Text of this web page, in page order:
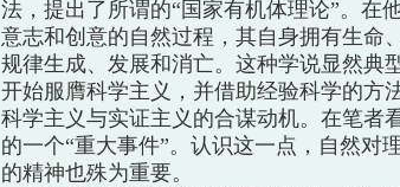
法，提出了所谓的“国家有机体理论”。在
意志和创意的自然过程，其自身拥有生命
规律生成、发展和消亡。这种学说显然典
开始服膺科学主义，并借助经验科学的方
科学主义与实证主义的合谋动机。在笔者
的一个“重大事件”。认识这一点，自然对
的精神也殊为重要。